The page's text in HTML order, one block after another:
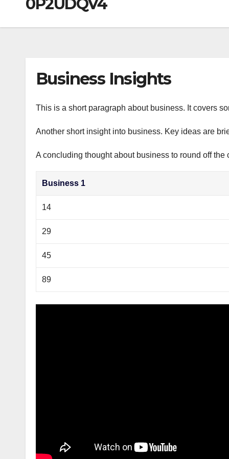
0P2UDQV4
Business Insights
This is a short paragraph about business. It covers
Another short insight into business. Key ideas are
A concluding thought about business to round off the
Business 1
14
29
45
89
m